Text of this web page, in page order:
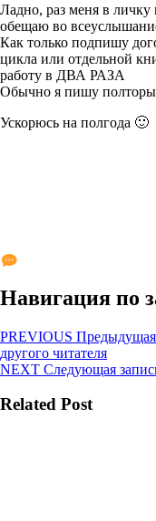
Ладно, раз меня в
обещаю во
Как только подпишу
цикла или отдельной
работу в ДВА РАЗА
Обычно я пишу
Ускорюсь на полгода 🙂
Навигация по
PREVIOUS Предыдущая
другого читателя
NEXT Следующая
Related Post